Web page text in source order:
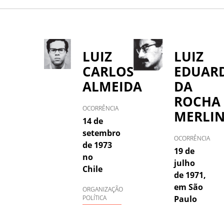
.I. K . L .N.O
.
.R .S .T.
.
X.Y. Z
LUIZ
CARLOS
ALMEIDA
OCORRÊNCIA
14 de
setembro
de 1973
no
Chile
ORGANIZAÇÃO
POLÍTICA
LUIZ
DA
ROCHA
OCORRÊNCIA
19 de
julho
de 1971,
em São
Paulo